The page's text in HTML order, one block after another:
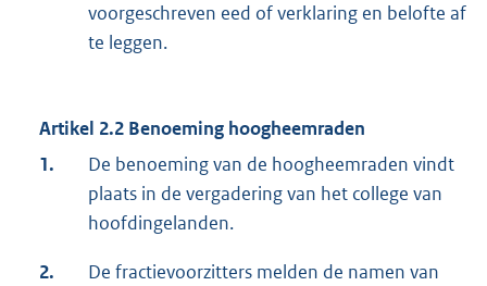
voorgeschreven eed of verklaring en belofte af
te leggen.
Artikel 2.2 Benoeming hoogheemraden
1.
De benoeming van de hoogheemraden vindt
plaats in de vergadering van het college van
hoofdingelanden.
2.
De fractievoorzitters melden de namen van